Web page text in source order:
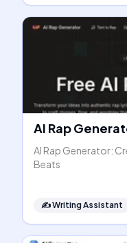
AI Rap
AI Rap Generator:
Beats
✍️Writing Assistant